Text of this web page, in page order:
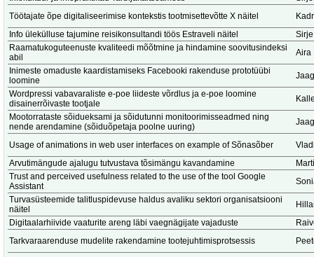
Töötajate õpe digitaliseerimise kontekstis tootmisettevõtte X näitel
Info ülekülluse tajumine reisikonsultandi töös Estraveli näitel
Raamatukoguteenuste kvaliteedi mõõtmine ja hindamine soovitusindeksi
abil
Aira
Inimeste omaduste kaardistamiseks Facebooki rakenduse prototüübi
loomine
Wordpressi vabavaraliste e-poe liideste võrdlus ja e-poe loomine
disainerrõivaste tootjale
Mootorrataste sõidueksami ja sõidutunni monitoorimisseadmed ning
nende arendamine (sõiduõpetaja poolne uuring)
Usage of animations in web user interfaces on example of Sõnasõber
Arvutimängude ajalugu tutvustava tõsimängu kavandamine
Trust and perceived usefulness related to the use of the tool Google
Assistant
Turvasüsteemide talitluspidevuse haldus avaliku sektori organisatsiooni
näitel
Digitaalarhiivide vaaturite areng läbi vaegnägijate vajaduste
Tarkvaraarenduse mudelite rakendamine tootejuhtimisprotsessis